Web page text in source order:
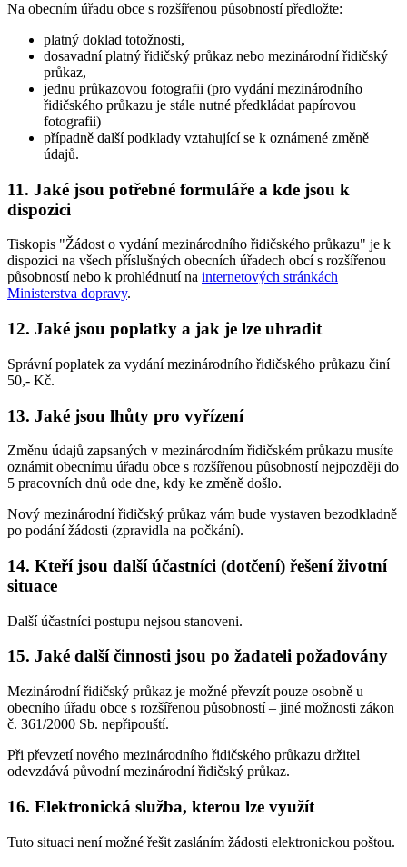
Na obecním úřadu obce s rozšířenou působností předložte:
platný doklad totožnosti,
dosavadní platný řidičský průkaz nebo mezinárodní řidičský
průkaz,
jednu průkazovou fotografii (pro vydání mezinárodního
řidičského průkazu je stále nutné předkládat papírovou
fotografii)
případně další podklady vztahující se k oznámené změně
údajů.
11. Jaké jsou potřebné formuláře a kde jsou k
dispozici
Tiskopis "Žádost o vydání mezinárodního řidičského průkazu" je k
dispozici na všech příslušných obecních úřadech obcí s rozšířenou
působností nebo k prohlédnutí na internetových stránkách
Ministerstva dopravy.
12. Jaké jsou poplatky a jak je lze uhradit
Správní poplatek za vydání mezinárodního řidičského průkazu činí
50,- Kč.
13. Jaké jsou lhůty pro vyřízení
Změnu údajů zapsaných v mezinárodním řidičském průkazu musíte
oznámit obecnímu úřadu obce s rozšířenou působností nejpozději do
5 pracovních dnů ode dne, kdy ke změně došlo.
Nový mezinárodní řidičský průkaz vám bude vystaven bezodkladně
po podání žádosti (zpravidla na počkání).
14. Kteří jsou další účastníci (dotčení) řešení životní
situace
Další účastníci postupu nejsou stanoveni.
15. Jaké další činnosti jsou po žadateli požadovány
Mezinárodní řidičský průkaz je možné převzít pouze osobně u
obecního úřadu obce s rozšířenou působností – jiné možnosti zákon
č. 361/2000 Sb. nepřipouští.
Při převzetí nového mezinárodního řidičského průkazu držitel
odevzdává původní mezinárodní řidičský průkaz.
16. Elektronická služba, kterou lze využít
Tuto situaci není možné řešit zasláním žádosti elektronickou poštou.